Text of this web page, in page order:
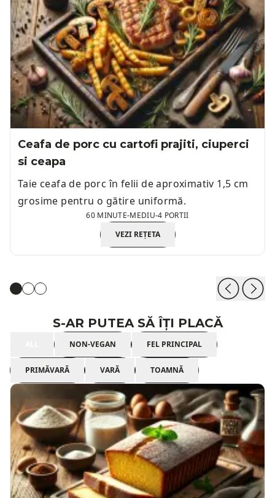
Ceafa de porc cu cartofi prajiti, ciuperci
si ceapa
Taie ceafa de porc în felii de aproximativ 1,5 cm
grosime pentru o gătire uniformă.
60 MINUTE-MEDIU-4 PORTII
VEZI REȚETA
S-AR PUTEA SĂ ÎȚI PLACĂ
NON-VEGAN FEL PRINCIPAL
PRIMĂVARĂ VARĂ TOAMNĂ